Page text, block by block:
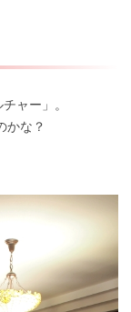
ャー」。
かな？